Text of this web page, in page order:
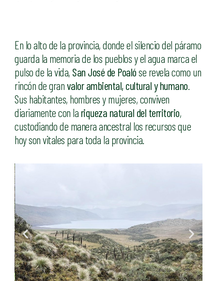
En lo alto de la provincia, donde el silencio del páramo
guarda la memoria de los pueblos y el agua marca el
pulso de la vida, San José de Poalóse revela como un
rincón de granvalor ambiental, cultural y humano.
Sus habitantes, hombres y mujeres, conviven
diariamente con la riqueza natural del territorio,
custodiando de manera ancestral los recursos que
hoy son vitales para toda la provincia.